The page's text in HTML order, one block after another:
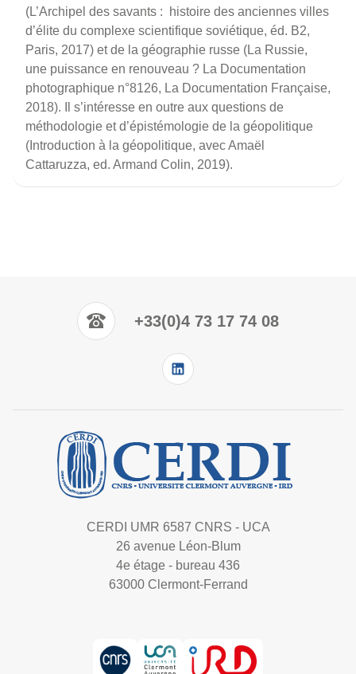
(L’Archipel des savants : histoire des anciennes villes
d’élite du complexe scientifique soviétique, éd. B2,
Paris, 2017) et de la géographie russe (La Russie,
une puissance en renouveau ? La Documentation
photographique n°8126, La Documentation Française,
2018). Il s’intéresse en outre aux questions de
méthodologie et d’épistémologie de la géopolitique
(Introduction à la géopolitique, avec Amaël
Cattaruzza, ed. Armand Colin, 2019).
+33(0)4 73 17 74 08
CERDI UMR 6587 CNRS - UCA
26 avenue Léon-Blum
4e étage - bureau 436
63000 Clermont-Ferrand